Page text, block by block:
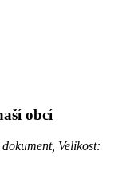
obcí
Velikost: